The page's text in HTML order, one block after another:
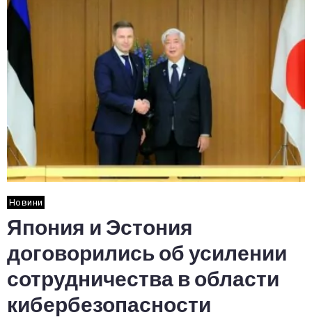
Новини
Япония и Эстония
договорились об усилении
сотрудничества в области
кибербезопасности